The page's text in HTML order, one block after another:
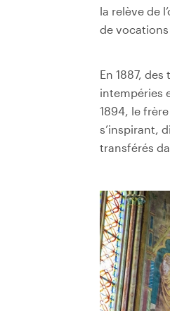
la relève de l’
de
En 1887, des
intempéries
1894, le
s’inspirant,
transférés